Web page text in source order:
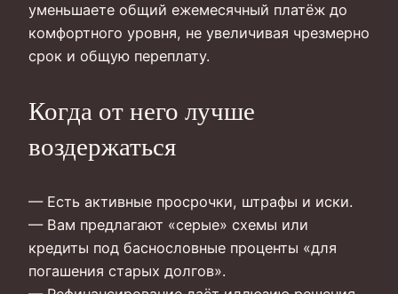
уменьшаете общий ежемесячный платёж до
комфортного уровня, не увеличивая чрезмерно
срок и общую переплату.
Когда от него лучше
воздержаться
— Есть активные просрочки, штрафы и иски.
— Вам предлагают «серые» схемы или
кредиты под баснословные проценты «для
погашения старых долгов».